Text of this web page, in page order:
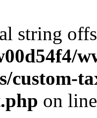
string
custom-
on